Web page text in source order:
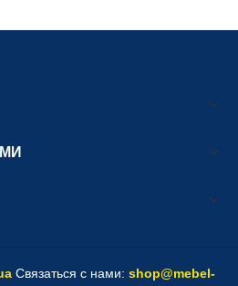
Связаться с нами: shop@mebel-